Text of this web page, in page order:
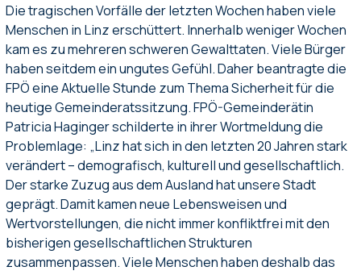
Die tragischen Vorfälle der letzten Wochen haben viele
Menschen in Linz erschüttert. Innerhalb weniger Wochen
kam es zu mehreren schweren Gewalttaten. Viele Bürger
haben seitdem ein ungutes Gefühl. Daher beantragte die
FPÖ eine Aktuelle Stunde zum Thema Sicherheit für die
heutige Gemeinderatssitzung. FPÖ-Gemeinderätin
Patricia Haginger schilderte in ihrer Wortmeldung die
Problemlage: „Linz hat sich in den letzten 20 Jahren stark
verändert – demografisch, kulturell und gesellschaftlich.
Der starke Zuzug aus dem Ausland hat unsere Stadt
geprägt. Damit kamen neue Lebensweisen und
Wertvorstellungen, die nicht immer konfliktfrei mit den
bisherigen gesellschaftlichen Strukturen
zusammenpassen. Viele Menschen haben deshalb das